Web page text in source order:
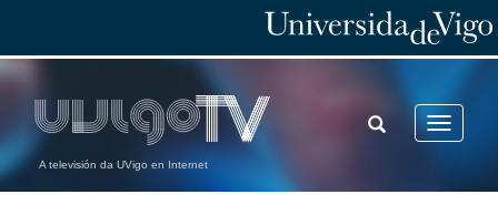
A televisión da UVigo en Internet
Toggle
TOGGLE
SEARCH